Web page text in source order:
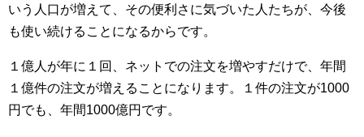
いう人口が増えて、その便利さに気づいた人たちが、今後
も使い続けることになるからです。
１億人が年に１回、ネットでの注文を増やすだけで、年間
１億件の注文が増えることになります。１件の注文が1000
円でも、年間1000億円です。